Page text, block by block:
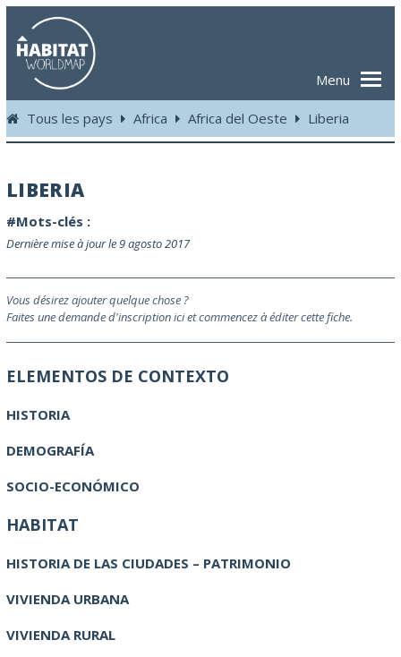
Menu
Tous les pays Africa Africa del Oeste Liberia
LIBERIA
#Mots-clés :
Dernière mise à jour le 9 agosto 2017
Vous désirez ajouter quelque chose ?
Faites une demande d'inscription ici et commencez à éditer cette fiche.
ELEMENTOS DE CONTEXTO
HISTORIA
DEMOGRAFÍA
SOCIO-ECONÓMICO
HABITAT
HISTORIA DE LAS CIUDADES – PATRIMONIO
VIVIENDA URBANA
VIVIENDA RURAL